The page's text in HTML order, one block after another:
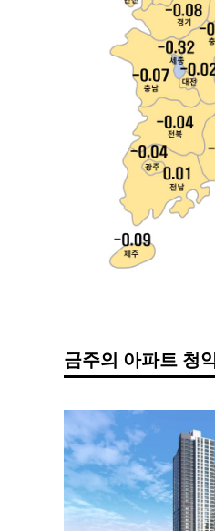
금주의 아파트 청